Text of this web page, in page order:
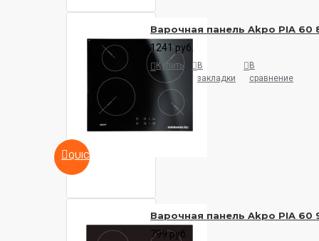
QUICKVIEW
Варочная панель Akpo PIA 60
1241 руб.
Купить
В
закладки
В
сравнение
Варочная панель Akpo PIA 60
799 руб.